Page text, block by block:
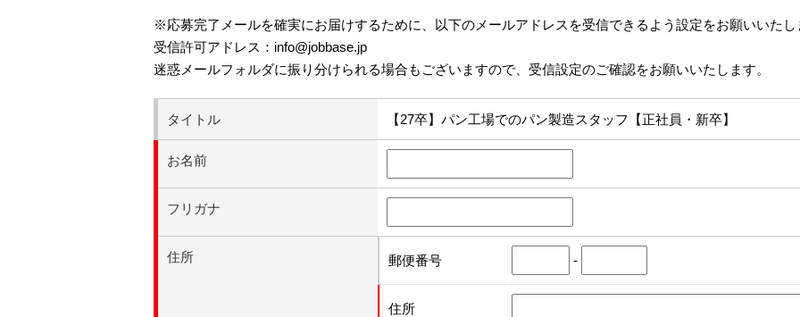
※応募完了メールを確実にお届けするために、以下のメールアドレスを受信できるよう設定をお願いいたし
受信許可アドレス：info@jobbase.jp
迷惑メールフォルダに振り分けられる場合もございますので、受信設定のご確認をお願いいたします。
タイトル 【27卒】パン工場でのパン製造スタッフ【正社員・新卒】
お名前
フリガナ
住所 郵便番号 -
住所